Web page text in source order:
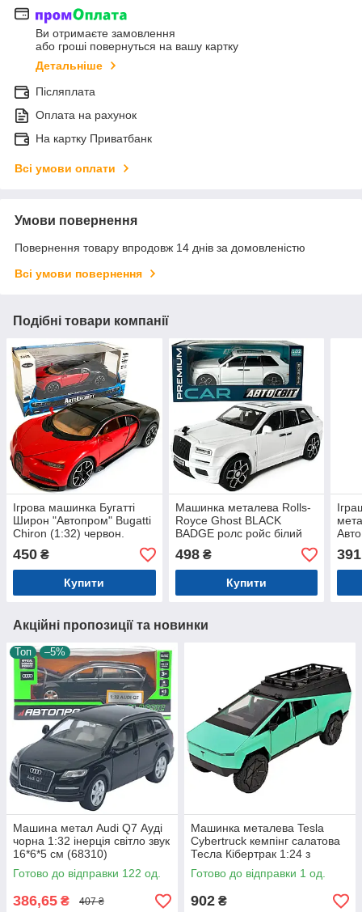
Ви отримаєте замовлення
або гроші повернуться на вашу картку
Детальніше
Післяплата
Оплата на рахунок
На картку Приватбанк
Всі умови оплати
Умови повернення
Повернення товару впродовж 14 днів за домовленістю
Всі умови повернення
Подібні товари компанії
Ігрова машинка Бугатті
Широн "Автопром" Bugatti
Chiron (1:32) червон.
інерц., світ, звук, відкр.
двері,14*6*5 см (LF -
83880)
450 ₴
Купити
Машинка металева Rolls-
Royce Ghost BLACK
BADGE ролс ройс білий
звук світло інерція відкр
двері капот Автосвіт
1:32,15*8*5,5см
498₴
Купити
391
Акційні пропозиції та новинки
Топ –5%
Машина метал Audi Q7 Ауді
чорна 1:32 інерція світло звук
16*6*5 см (68310)
Готово до відправки 122 од.
386,65 ₴ 407 ₴
Машинка металева Tesla
Cybertruck кемпінг салатова
Тесла Кібертрак 1:24 з
кухнею інерція звук світло
(AP7727)
Готово до відправки 1 од.
902 ₴